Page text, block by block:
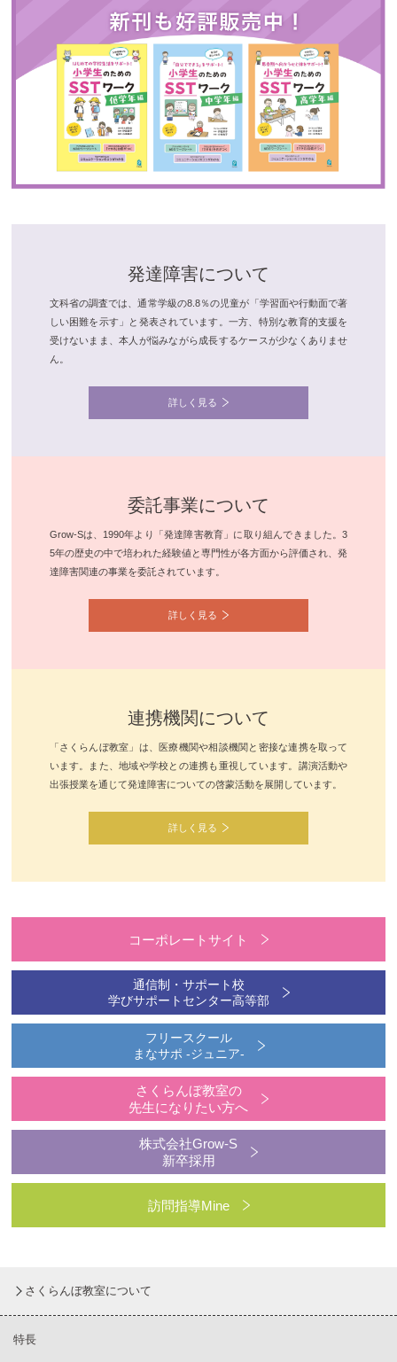
発達障害について
文科省の調査では、通常学級の8.8％の児童が「学習面や行動面で著
しい困難を示す」と発表されています。一方、特別な教育的支援を
受けないまま、本人が悩みながら成長するケースが少なくありませ
ん。
詳しく見る
委託事業について
Grow-Sは、1990年より「発達障害教育」に取り組んできました。3
5年の歴史の中で培われた経験値と専門性が各方面から評価され、発
達障害関連の事業を委託されています。
詳しく見る
連携機関について
「さくらんぼ教室」は、医療機関や相談機関と密接な連携を取って
います。また、地域や学校との連携も重視しています。講演活動や
出張授業を通じて発達障害についての啓蒙活動を展開しています。
詳しく見る
コーポレートサイト
通信制・サポート校
学びサポートセンター高等部
フリースクール
まなサポ -ジュニア-
さくらんぼ教室の
先生になりたい方へ
株式会社Grow-S
新卒採用
訪問指導Mine
さくらんぼ教室について
特長